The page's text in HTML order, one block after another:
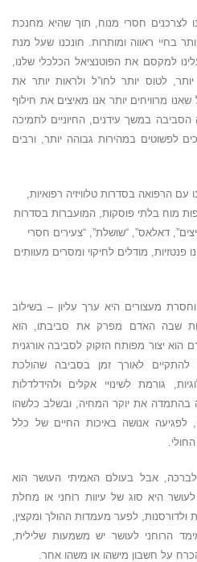
לצרכנים חסרי מנוח, תוך שהיא מחנכת
בחיי ראווה ומותרות. חונכנו שעל מנת
למקסם את הפוטנציאל הכלכלי שלנו,
יותר, לטוס יותר לחו”ל ולראות יותר את
מרוויחים יותר אנו מאיצים את חילוף
במשך עידנים, החיוניים לתמיכה
לפשוטים במהירות גבוהה יותר, ורבים
הרפואה בסדרות טלוויזיה רפואיות,
מוח בלתי פוסקות, המועברות בסדרות
דאלאס”, “שושלת”, “צעירים חסרי
פנטזיות, מודלים לחיקוי ומסרים מעוותים
מעצורים היא ערך עליון – בשילוב
שבה האדם מפרק את סביבתו, הוא
הוא יצור מפותח הזקוק לסביבה אורגנית
לאורך זמן בסביבה שהולכת
גורמת לשינויי אקלים ולהידלדלות
בהתמדה את יוקר המחיה, ובשלב כלשהו
לפגיעה אנושה באיכות החיים של כלל
אבל בעולם האמיתי העושר הוא
היא סוג של עיוות רוחני או מחלת
ולדורסנות, לפער מעמדות ההולך ומקצין,
הרוחני לעושר יש משמעות שלילית,
על חשבון מישהו או משהו אחר.